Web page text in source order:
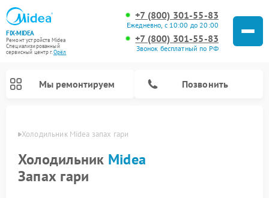
FIX-MIDEA
Ремонт устройств Midea
Специализированный
cервисный центр г.Орёл
+7 (800) 301-55-83
Ежедневно, с 10:00 до 20:00
+7 (800) 301-55-83
Звонок бесплатный по РФ
Мы ремонтируем Позвонить
Холодильник Midea запах гари
Холодильник Midea
Запах гари